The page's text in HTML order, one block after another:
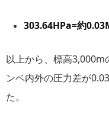
303.64HPa=約
以上から、標高3,000m
ンベ内外の圧力差が
た。